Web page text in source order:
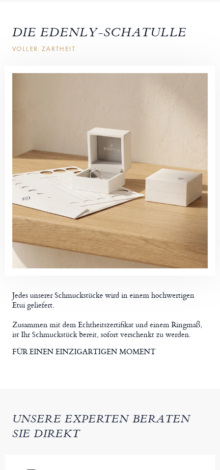
DIE EDENLY-SCHATULLE
VOLLER ZARTHEIT
Jedes unserer Schmuckstücke wird in einem hochwertigen
Etui geliefert.
Zusammen mit dem Echtheitszertifikat und einem Ringmaß,
ist Ihr Schmuckstück bereit, sofort verschenkt zu werden.
FÜR EINEN EINZIGARTIGEN MOMENT
UNSERE EXPERTEN BERATEN
SIE DIREKT